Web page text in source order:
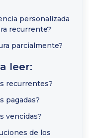
personalizada
recurrente?
parcialmente?
leer:
recurrentes?
pagadas?
vencidas?
de los